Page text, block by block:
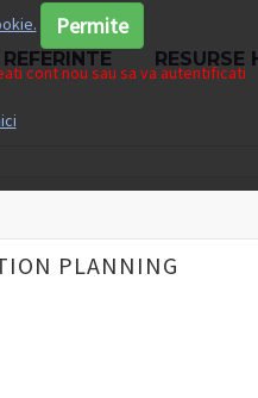
REFERINTE RESURSE
PLANNING
Permite
cont nou sau sa va autentificati